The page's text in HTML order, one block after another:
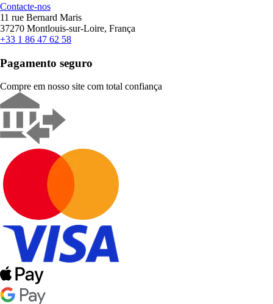
Contacte-nos
11 rue Bernard Maris
37270 Montlouis-sur-Loire, França
+33 1 86 47 62 58
Pagamento seguro
Compre em nosso site com total confiança